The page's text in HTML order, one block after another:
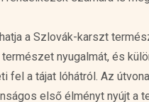
a Szlovák-karszt
nyugalmát, és
fel a tájat lóhátról. Az
első élményt nyújt a